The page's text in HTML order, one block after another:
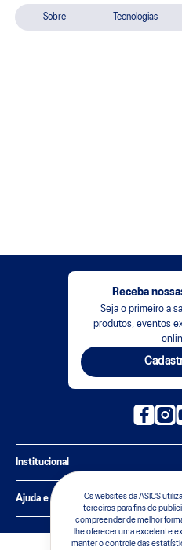
Os websites da ASICS
terceiros para fins de
compreender de melhor
lhe oferecer uma excelente
manter o controle das
Sobre Tecnologias
Receba
Seja o primeiro a
produtos, eventos
Institucional
Política de Privacidade
Sobre a ASICS
Ajuda e suporte
Central de Relacionamento